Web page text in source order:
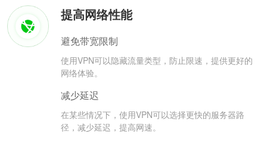
提高网络性能
避免带宽限制
使用VPN可以隐藏流量类型，防止限速，提供更好的
网络体验。
减少延迟
在某些情况下，使用VPN可以选择更快的服务器路
径，减少延迟，提高网速。